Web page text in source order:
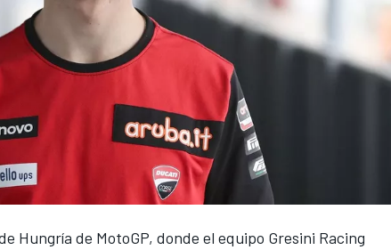
Hungría de MotoGP, donde el equipo Gresini Racing